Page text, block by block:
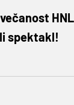
spektakl!